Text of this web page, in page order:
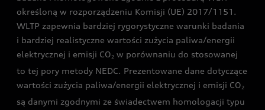
określoną w rozporządzeniu Komisji (UE) 2017/1151.
WLTP zapewnia bardziej rygorystyczne warunki badania
i bardziej realistyczne wartości zużycia paliwa/energii
elektrycznej i emisji CO2 w porównaniu do stosowanej
to tej pory metody NEDC. Prezentowane dane dotyczące
wartości zużycia paliwa/energii elektrycznej i emisji CO2
są danymi zgodnymi ze świadectwem homologacji typu